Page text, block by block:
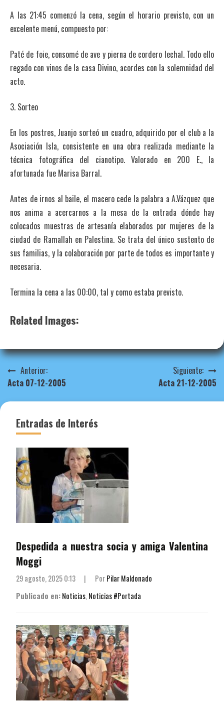
A las 21:45 comenzó la cena, según el horario previsto, con un
excelente menú, compuesto por:
Paté de foie, consomé de ave y pierna de cordero lechal. Todo ello
regado con vinos de la casa Divino, acordes con la solemnidad del
acto.
3. Sorteo
En los postres, Juanjo sorteó un cuadro, adquirido por el club a la
Asociación Isla, consistente en una obra realizada mediante la
técnica fotográfica del cianotipo. Valorado en 200 E., la
afortunada fue Marisa Barral.
Antes de irnos al baile, el macero cede la palabra a A.Vázquez que
nos anima a acercarnos a la mesa de la entrada dónde hay
colocados muestras de artesanía elaborados por mujeres de la
ciudad de Ramallah en Palestina. Se trata del único sustento de
sus familias, y la colaboración por parte de todos es importante y
necesaria.
Termina la cena a las 00:00, tal y como estaba previsto.
Related Images:
Navegación
de
Anterior:
Acta 07-12-2005
Siguiente:
Acta 21-12-2005
Entradas de Interés
Despedida a nuestra socia y amiga Valentina
Moggi
29 agosto, 2025 0:13 | PorPilar Maldonado
Publicado en:Noticias, Noticias #Portada